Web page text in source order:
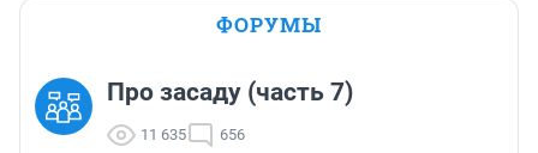
ФОРУМЫ
Про засаду (часть 7)
11 635 656